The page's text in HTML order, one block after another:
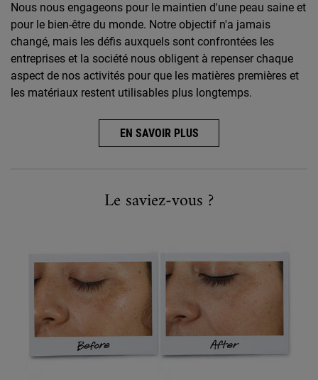
Nous nous engageons pour le maintien d'une peau saine et
pour le bien-être du monde. Notre objectif n'a jamais
changé, mais les défis auxquels sont confrontées les
entreprises et la société nous obligent à repenser chaque
aspect de nos activités pour que les matières premières et
les matériaux restent utilisables plus longtemps.
EN SAVOIR PLUS
Le saviez-vous ?